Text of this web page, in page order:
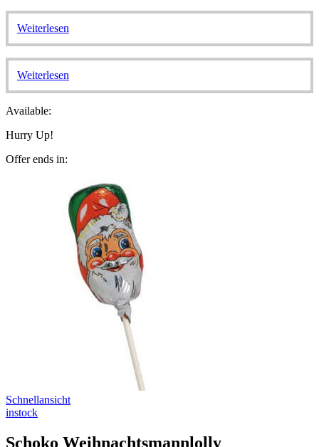
Weiterlesen
Weiterlesen
Available:
Hurry Up!
Offer ends in:
Schnellansicht
instock
Schoko Weihnachtsmannlolly